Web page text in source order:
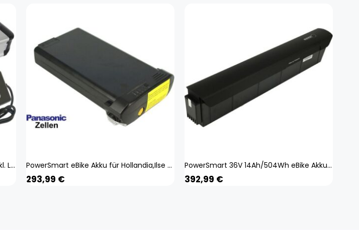
Citomerx EBike Akku Li-Ion 36V 12Ah inkl. Ladegerät PowerSmart eBike Akku für Hollandia,Ilse Bike,Kalkhoff,Kalkhoff Groove,Kettler,Montana
293,99 €
PowerSmart 36V 14Ah/504Wh eBike Akku Elektrofahrradbatterie für Vogue Mestengo
392,99 €